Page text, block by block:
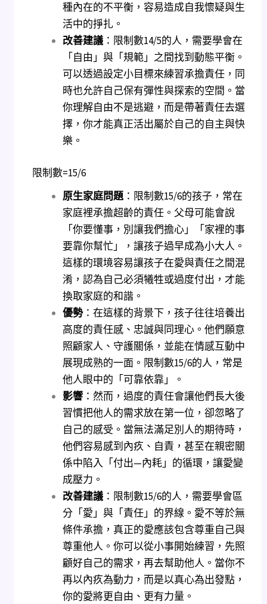
種內在的不平衡，容易造成自我懷疑與生
活中的掙扎。
改善建議：限制數14/5的人，需要學會在
「自由」與「規範」之間找到動態平衡。
可以透過設定小目標來練習承擔責任，同
時也允許自己保有彈性與探索的空間。當
你理解自由不是逃避，而是帶著責任去選
擇，你才能真正活出屬於自己的自主與快
樂。
限制數=15/6
原生家庭問題：限制數15/6的孩子，常在
家庭裡承擔超齡的責任。父母可能會說
「你要懂事，別讓我們擔心」「家裡的事
要靠你幫忙」，讓孩子過早成為小大人。
這樣的環境容易讓孩子在愛與責任之間混
淆，認為自己必須犧牲或過度付出，才能
換取家庭的和諧。
優勢：在這樣的背景下，孩子往往培養出
高度的責任感、忠誠與同理心。他們願意
照顧家人、守護關係，並能在情感互動中
展現成熟的一面。限制數15/6的人，常是
他人眼中的「可靠依靠」。
影響：然而，過度的責任會讓他們長大後
習慣把他人的需求放在第一位，卻忽略了
自己的感受。當無法滿足別人的期待時，
他們容易感到內疚、自責，甚至在親密關
係中陷入「付出—內耗」的循環，讓愛變
成壓力。
改善建議：限制數15/6的人，需要學會區
分「愛」與「責任」的界線。愛不等於無
條件承擔，真正的愛應該包含尊重自己與
尊重他人。你可以從小事開始練習，先照
顧好自己的需求，再去幫助他人。當你不
再以內疚為動力，而是以真心為出發點，
你的愛將更自由、更有力量。